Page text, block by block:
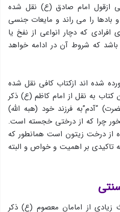
ازقول امام صادق (ع) نقل شده
را می راند و مایعات جنسی
افرادی كه دچار انواعی از نفخ یا
باشد که شروط آن در ادامه خواهد
شده اند ازكتاب كافی نقل شده
كتاب به نقل از امام كاظم (ع) ذكر
“آدم”به فرزند خود (هبه الله)
چرا كه از درختی خجسته است.
از درخت زیتون است همانطور که
تاکیدی بر اهمیت و خواص و البته
زیادی از امامان معصوم (ع) ذكر